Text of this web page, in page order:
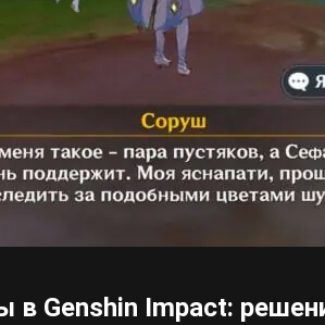
Genshin Impact: